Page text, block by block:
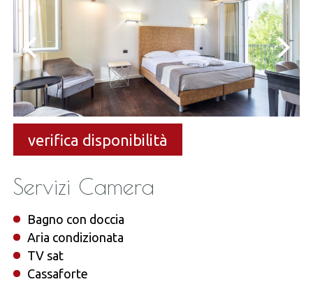
verifica disponibilità
Servizi Camera
Bagno con doccia
Aria condizionata
TV sat
Cassaforte